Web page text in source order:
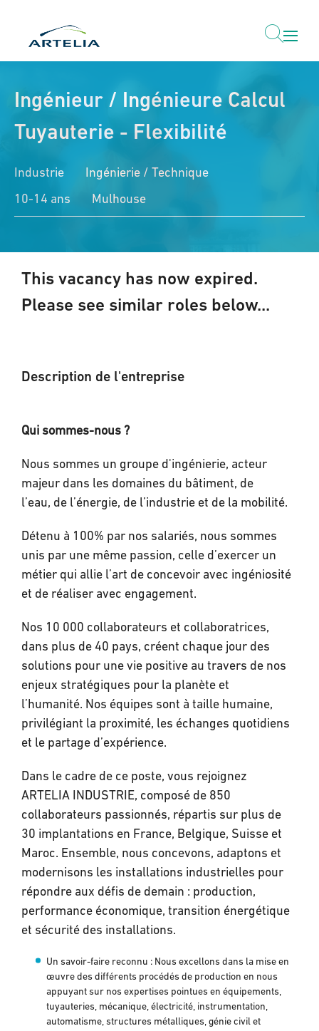
Ingénieur / Ingénieure Calcul
Tuyauterie - Flexibilité
Industrie
Ingénierie / Technique
10-14 ans
Mulhouse
This vacancy has now expired.
Please see similar roles below...
Description de l'entreprise
Qui sommes-nous ?
Nous sommes un groupe d'ingénierie, acteur
majeur dans les domaines du bâtiment, de
l’eau, de l’énergie, de l’industrie et de la mobilité.
Détenu à 100% par nos salariés, nous sommes
unis par une même passion, celle d’exercer un
métier qui allie l’art de concevoir avec ingéniosité
et de réaliser avec engagement.
Nos 10 000 collaborateurs et collaboratrices,
dans plus de 40 pays, créent chaque jour des
solutions pour une vie positive au travers de nos
enjeux stratégiques pour la planète et
l’humanité. Nos équipes sont à taille humaine,
privilégiant la proximité, les échanges quotidiens
et le partage d’expérience.
Dans le cadre de ce poste, vous rejoignez
ARTELIA INDUSTRIE, composé de 850
collaborateurs passionnés, répartis sur plus de
30 implantations en France, Belgique, Suisse et
Maroc. Ensemble, nous concevons, adaptons et
modernisons les installations industrielles pour
répondre aux défis de demain : production,
performance économique, transition énergétique
et sécurité des installations.
Un savoir-faire reconnu : Nous excellons dans la mise en
œuvre des différents procédés de production en nous
appuyant sur nos expertises pointues en équipements,
tuyauteries, mécanique, électricité, instrumentation,
automatisme, structures métalliques, génie civil et